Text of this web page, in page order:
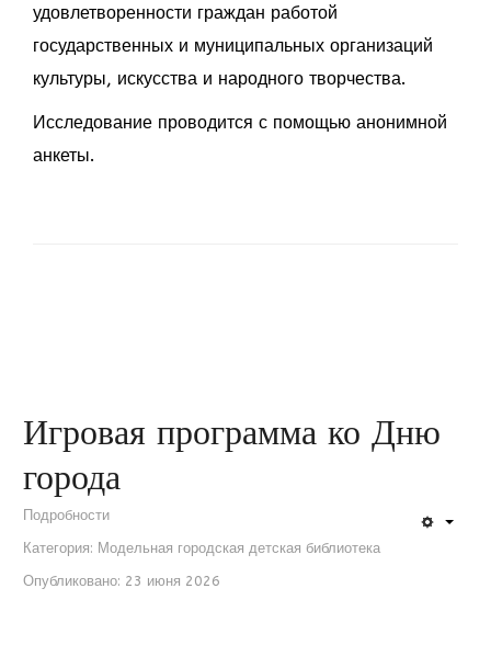
удовлетворенности граждан работой
государственных и муниципальных организаций
культуры, искусства и народного творчества.
Исследование проводится с помощью анонимной
анкеты.
Игровая программа ко Дню
города
Подробности
Категория: Модельная городская детская библиотека
Опубликовано: 23 июня 2026